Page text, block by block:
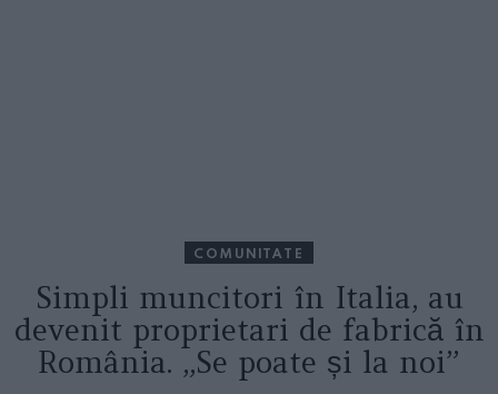
COMUNITATE
Simpli muncitori în Italia, au
devenit proprietari de fabrică în
România. „Se poate și la noi”